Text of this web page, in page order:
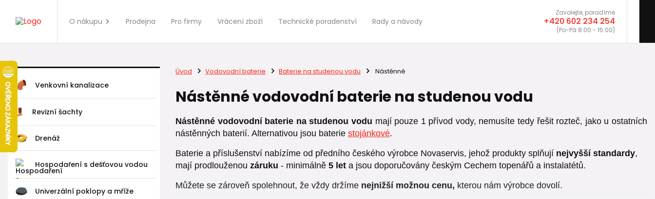
O nákupu Prodejna Pro firmy Vrácení zboží Technické poradenství Rady a návody
Zavolejte, poradíme
+420 602 234 254
(Po-Pá 8:00 - 15:00)
Venkovní kanalizace
Revizní šachty
Drenáž
Hospodaření s dešťovou vodou
Univerzální poklopy a mříže
Úvod Vodovodní baterie Baterie na studenou vodu Nástěnné
Nástěnné vodovodní baterie na studenou vodu
Nástěnné vodovodní baterie na studenou vodu mají pouze 1 přívod vody, nemusíte tedy řešit rozteč, jako u ostatních
nástěnných baterií. Alternativou jsou baterie stojánkové.
Baterie a příslušenství nabízíme od předního českého výrobce Novaservis, jehož produkty splňují nejvyšší standardy,
mají prodlouženou záruku - minimálně 5 leta jsou doporučovány českým Cechem topenářů a instalatétů.
Můžete se zároveň spolehnout, že vždy držíme nejnižší možnou cenu, kterou nám výrobce dovolí.